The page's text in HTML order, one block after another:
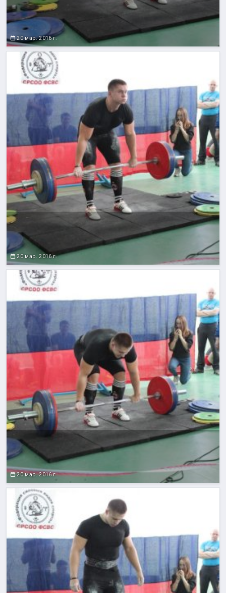
20 мар. 2016 г.
20 мар. 2016 г.
20 мар. 2016 г.